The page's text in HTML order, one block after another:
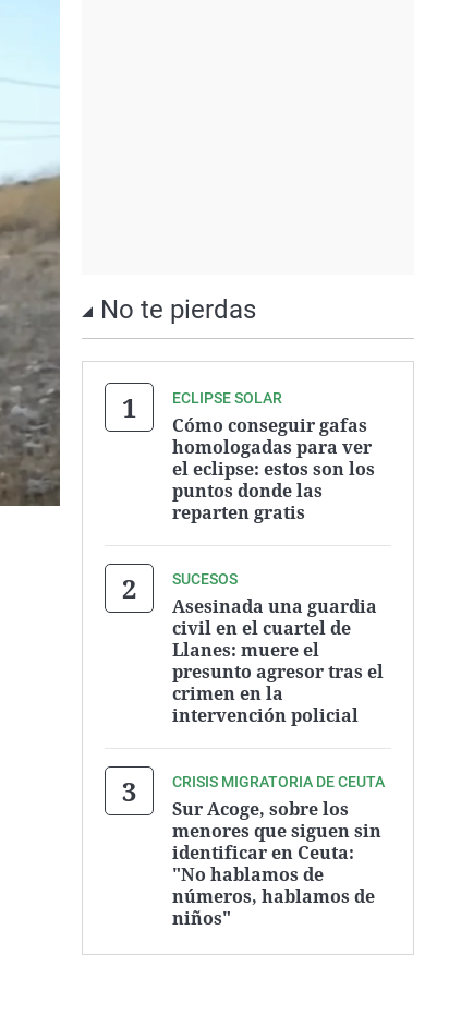
No te pierdas
ECLIPSE SOLAR
Cómo conseguir gafas
homologadas para ver
el eclipse: estos son los
puntos donde las
reparten gratis
SUCESOS
Asesinada una guardia
civil en el cuartel de
Llanes: muere el
presunto agresor tras el
crimen en la
intervención policial
CRISIS MIGRATORIA DE CEUTA
Sur Acoge, sobre los
menores que siguen sin
identificar en Ceuta:
"No hablamos de
números, hablamos de
niños"